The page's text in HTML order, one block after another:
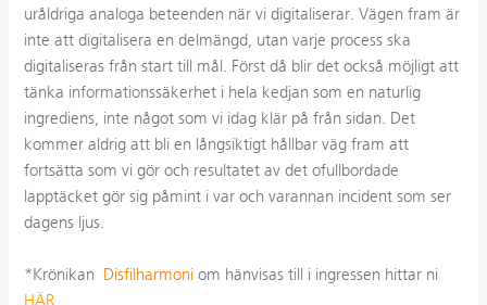
uråldriga analoga beteenden när vi digitaliserar. Vägen fram är
inte att digitalisera en delmängd, utan varje process ska
digitaliseras från start till mål. Först då blir det också möjligt att
tänka informationssäkerhet i hela kedjan som en naturlig
ingrediens, inte något som vi idag klär på från sidan. Det
kommer aldrig att bli en långsiktigt hållbar väg fram att
fortsätta som vi gör och resultatet av det ofullbordade
lapptäcket gör sig påmint i var och varannan incident som ser
dagens ljus.
*Krönikan Disfilharmoni om hänvisas till i ingressen hittar ni
HÄR